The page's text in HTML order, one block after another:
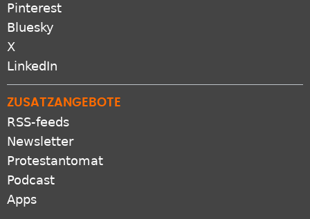
Pinterest
Bluesky
X
LinkedIn
ZUSATZANGEBOTE
RSS-feeds
Newsletter
Protestantomat
Podcast
Apps